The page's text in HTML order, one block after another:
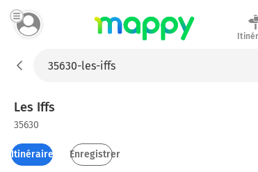
Les Iffs
35630
Itinéraires Enregistrer